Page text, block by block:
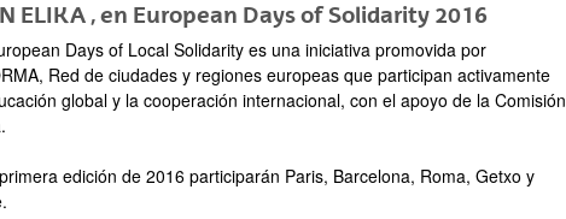
ELIKA , en European Days of Solidarity 2016
Days of Local Solidarity es una iniciativa promovida por
Red de ciudades y regiones europeas que participan activamente
global y la cooperación internacional, con el apoyo de la Comisión
edición de 2016 participarán Paris, Barcelona, Roma, Getxo y